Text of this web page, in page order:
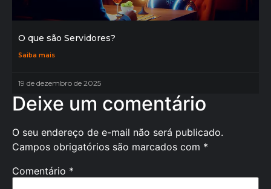
O que são Servidores?
Saiba mais
19 de dezembro de 2025
Deixe um comentário
O seu endereço de e-mail não será publicado.
Campos obrigatórios são marcados com *
Comentário *